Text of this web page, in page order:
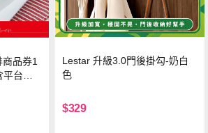
商品券1
台物
Lestar 升級3.0門後掛勾-奶白
色
$329